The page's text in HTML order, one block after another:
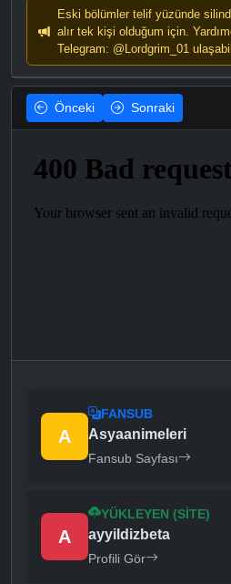
Eski bölümler telif yüzünde
alır tek kişi olduğum için.
Telegram: @Lordgrim_01
Önceki Sonraki
A
FANSUB
Asyaanimeleri
Fansub Sayfası
A
YÜKLEYEN (SITE)
ayyildizbeta
Profili Gör